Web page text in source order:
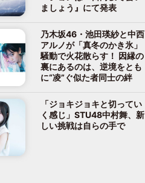
ましょう』にて発表
乃木坂46・池田瑛紗と中西
アルノが「真冬のかき氷」
騒動で火花散らす！ 因縁の
裏にあるのは、逆境をとも
に“凌”ぐ似た者同士の絆
「ジョキジョキと切ってい
く感じ」STU48中村舞、新
しい挑戦は自らの手で